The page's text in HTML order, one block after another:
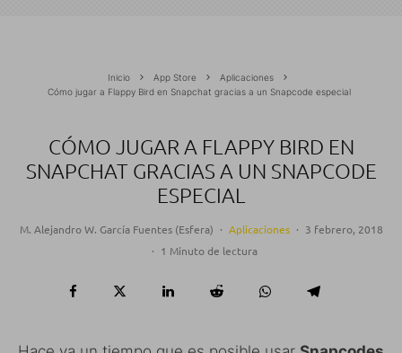
Inicio App Store
Aplicaciones
Cómo jugar a Flappy Bird en Snapchat gracias a un Snapcode especial
CÓMO JUGAR A FLAPPY BIRD EN
SNAPCHAT GRACIAS A UN SNAPCODE
ESPECIAL
M. Alejandro W. García Fuentes (Esfera) · Aplicaciones · 3 febrero, 2018
· 1 Minuto de lectura